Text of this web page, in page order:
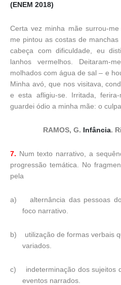
(ENEM 2018)
Certa vez minha mãe surrou-
me pintou as costas de
cabeça com dificuldade, eu
lanhos vermelhos. Deitaram-
molhados com água de sal – e
Minha avó, que nos visitava,
e esta afligiu-se. Irritada,
guardei ódio a minha mãe: o
RAMOS, G. Infância.
7. Num texto narrativo, a
progressão temática. No
pela
a)
alternância das pessoas
foco narrativo.
b)
utilização de formas verbais
variados.
c)
indeterminação dos sujeitos
eventos narrados.